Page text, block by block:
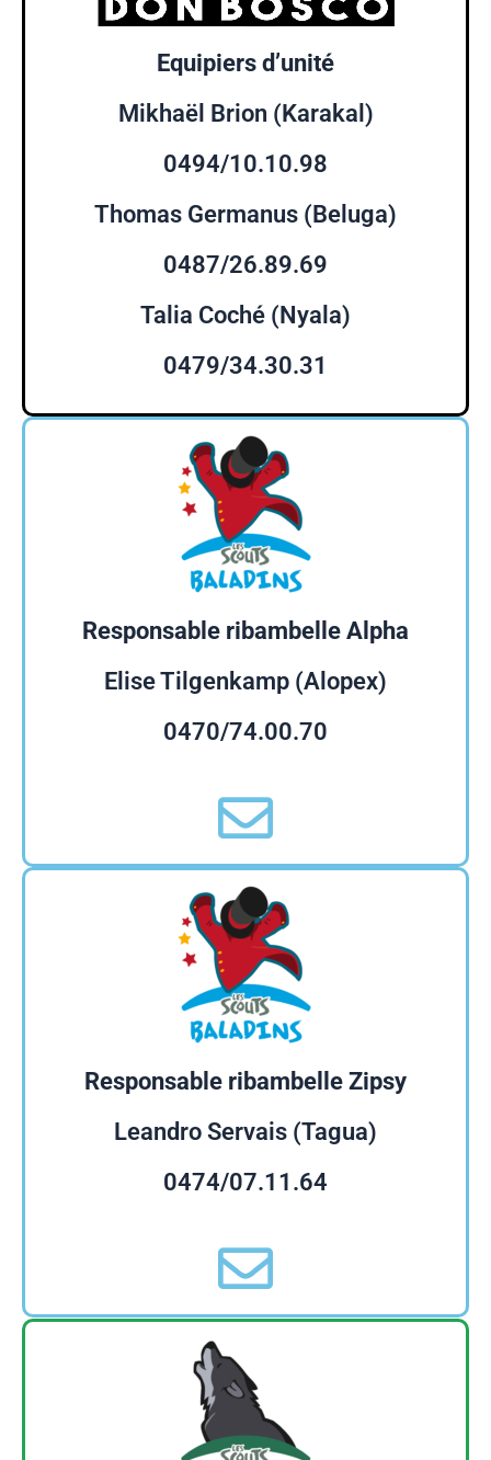
Equipiers d’unité
Mikhaël Brion (Karakal)
0494/10.10.98
Thomas Germanus (Beluga)
0487/26.89.69
Talia Coché (Nyala)
0479/34.30.31
Responsable ribambelle Alpha
Elise Tilgenkamp (Alopex)
0470/74.00.70
Responsable ribambelle Zipsy
Leandro Servais (Tagua)
0474/07.11.64